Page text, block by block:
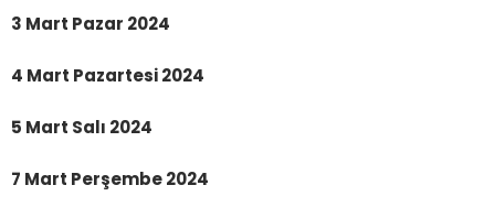
3 Mart Pazar 2024
4 Mart Pazartesi 2024
5 Mart Salı 2024
7 Mart Perşembe 2024